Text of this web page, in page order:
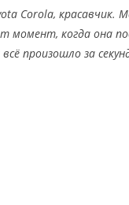
Corola, красавчик.
момент, когда она
произошло за